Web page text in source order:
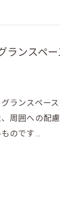
ランスペ
ランスペー
周囲への配
のです…